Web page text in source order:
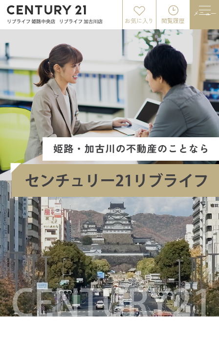
お気に入り 閲覧履歴
メニュー